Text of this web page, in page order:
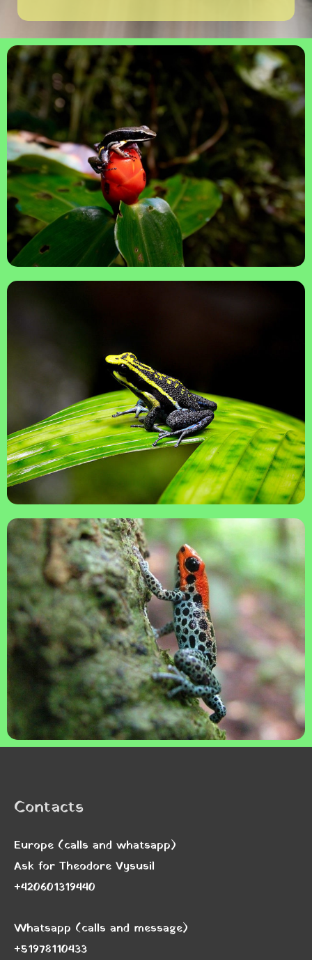
Contacts
Europe (calls and whatsapp)
Ask for Theodore Vysusil
+420601319440
Whatsapp (calls and message)
+51978110433